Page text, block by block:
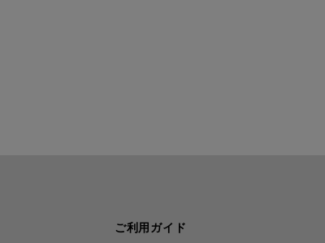
ご利用ガイド